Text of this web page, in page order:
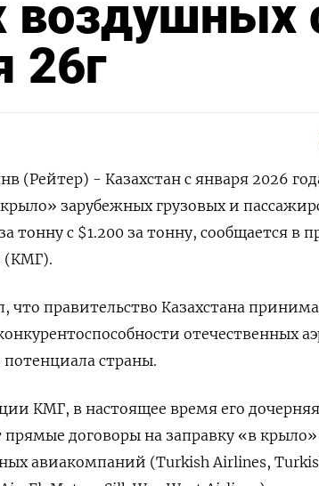
26г
(Рейтер) - Казахстан с января 2026
⁠зарубежных грузовых и
тонну c $1.200 за тонну, ⁠сообщается в
(КМГ).
что правительство Казахстана
отечественных
страны.
КМГ, ‍в настоящее время его
договоры ​на заправку «в
авиакомпаний (Turkish Airlines,